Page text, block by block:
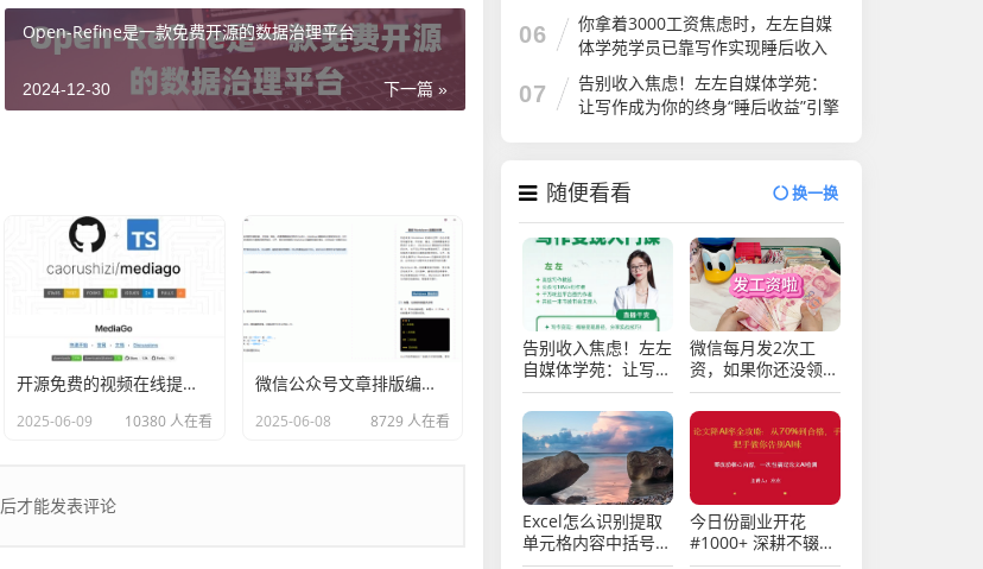
Open-Refine是一款免费开源的数据治理平台
下一篇 »
2024-12-30
开源免费的视频在线提取工具：MediaGo
2025-06-09 10380 人在看
微信公众号文章排版编辑器 Markdown编辑器
2025-06-08 8729 人在看
后才能发表评论
06
你拿着3000工资焦虑时，左左自媒
体学苑学员已靠写作实现睡后收入
07
告别收入焦虑！左左自媒体学苑：
让写作成为你的终身“睡后收益”引擎
随便看看 换一换
告别收入焦虑！左左
自媒体学苑：让写作
成为你的终身“睡后
收益”引擎
微信每月发2次工
资，如果你还没领
取，还不快来看看
Excel怎么识别提取
单元格内容中括号内
的字符？
今日份副业开花
#1000+ 深耕不辍，
微光成炬。